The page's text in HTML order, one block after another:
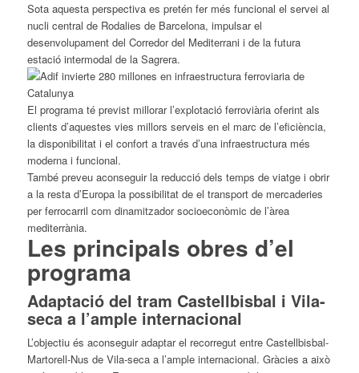
Sota aquesta perspectiva es pretén fer més funcional el servei al
nucli central de Rodalies de Barcelona, impulsar el
desenvolupament del Corredor del Mediterrani i de la futura
estació intermodal de la Sagrera.
El programa té previst millorar l’explotació ferroviària oferint als
clients d’aquestes vies millors serveis en el marc de l’eficiència,
la disponibilitat i el confort a través d’una infraestructura més
moderna i funcional.
També preveu aconseguir la reducció dels temps de viatge i obrir
a la resta d’Europa la possibilitat de el transport de mercaderies
per ferrocarril com dinamitzador socioeconòmic de l’àrea
mediterrània.
Les principals obres d’el
programa
Adaptació del tram Castellbisbal i Vila-
seca a l’ample internacional
L’objectiu és aconseguir adaptar el recorregut entre Castellbisbal-
Martorell-Nus de Vila-seca a l’ample internacional. Gràcies a això